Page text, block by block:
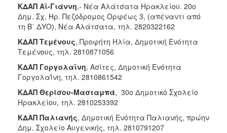
ΚΔΑΠ Αϊ-Γιάννη,- Νέα Αλάτσατα Ηρακλείου. 20ο
Δημ. Σχ, Ηρ. Πεζόδρομος Ορφέως 3, (απέναντι από
τη Β΄ ΔΥΟ), Νέα Αλάτσατα, τηλ. 2820322162
ΚΔΑΠ Τεμένους, Προφήτη Ηλία, Δημοτική Ενότητα
Τεμένους, τηλ. 2810871056
ΚΔΑΠ Γοργολαϊνη, Ασίτες, Δημοτική Ενότητα
Γοργολαΐνη, τηλ. 2810861542
ΚΔΑΠ Θερίσου-Μασταμπά, 30ο Δημοτικό Σχολείο
Ηρακλείου, τηλ. 2810253392
ΚΔΑΠ Παλιανής, Δημοτική Ενότητα Παλιανής, πρώην
Δημ. Σχολείο Αυγενικής, τηλ. 2810791207